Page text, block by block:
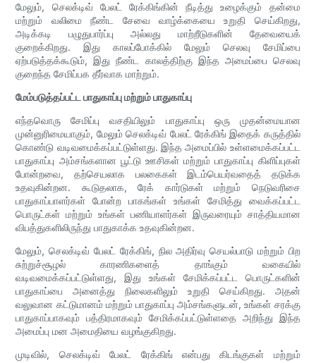
மேலும், செலக்டிவ் பேலட் ரேக்கிங்கின் நீடித்து உழைக்கும் தன்மை
மற்றும் வலிமை நீண்ட சேவை வாழ்க்கையை உறுதி செய்கிறது,
அடிக்கடி பழுதுபார்ப்பு அல்லது மாற்றீடுகளின் தேவையைக்
குறைக்கிறது. இது காலப்போக்கில் மேலும் செலவு சேமிப்பை
ஏற்படுத்தக்கூடும், இது நீண்ட காலத்திற்கு இந்த அமைப்பை செலவு
குறைந்த சேமிப்பக தீர்வாக மாற்றும்.
மேம்படுத்தப்பட்ட பாதுகாப்பு மற்றும் பாதுகாப்பு
எந்தவொரு சேமிப்பு வசதியிலும் பாதுகாப்பு ஒரு முதன்மையான
முன்னுரிமையாகும், மேலும் செலக்டிவ் பேலட் ரேக்கிங் இதைக் கருத்தில்
கொண்டு வடிவமைக்கப்பட்டுள்ளது. இந்த அமைப்பில் உள்ளமைக்கப்பட்ட
பாதுகாப்பு அம்சங்களான பூட்டு ஊசிகள் மற்றும் பாதுகாப்பு கிளிப்புகள்
போன்றவை, தற்செயலாக பலகைகள் இடம்பெயர்வதைத் தடுக்க
உதவுகின்றன. கூடுதலாக, ரேக் கார்டுகள் மற்றும் நெடுவரிசை
பாதுகாப்பாளர்கள் போன்ற பாகங்கள் உங்கள் சேமித்து வைக்கப்பட்ட
பொருட்கள் மற்றும் உங்கள் பணியாளர்கள் இருவரையும் சாத்தியமான
விபத்துகளிலிருந்து பாதுகாக்க உதவுகின்றன.
மேலும், செலக்டிவ் பேலட் ரேக்கிங், நில அதிர்வு செயல்பாடு மற்றும் பிற
சுற்றுச்சூழல் காரணிகளைத் தாங்கும் வகையில்
வடிவமைக்கப்பட்டுள்ளது, இது உங்கள் சேமிக்கப்பட்ட பொருட்களின்
பாதுகாப்பை அனைத்து நிலைகளிலும் உறுதி செய்கிறது. அதன்
வலுவான கட்டுமானம் மற்றும் பாதுகாப்பு அம்சங்களுடன், உங்கள் சரக்கு
பாதுகாப்பாகவும் பத்திரமாகவும் சேமிக்கப்பட்டுள்ளதை அறிந்து இந்த
அமைப்பு மன அமைதியை வழங்குகிறது.
முடிவில், செலக்டிவ் பேலட் ரேக்கிங் என்பது கிடங்குகள் மற்றும்